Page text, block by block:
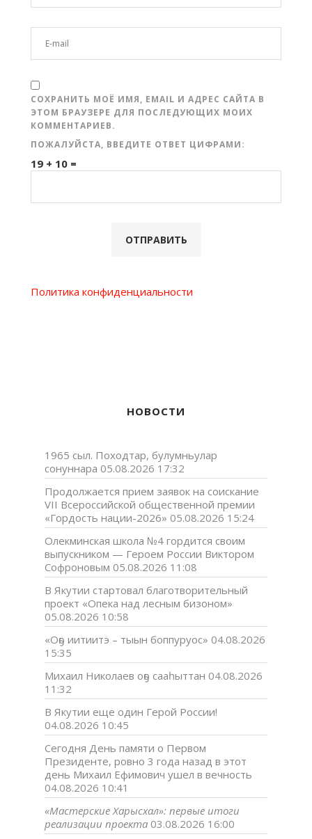
СОХРАНИТЬ МОЁ ИМЯ, EMAIL И АДРЕС САЙТА В
ЭТОМ БРАУЗЕРЕ ДЛЯ ПОСЛЕДУЮЩИХ МОИХ
КОММЕНТАРИЕВ.
ПОЖАЛУЙСТА, ВВЕДИТЕ ОТВЕТ ЦИФРАМИ:
19 + 10 =
Политика конфиденциальности
НОВОСТИ
1965 сыл. Походтар, булумньулар
сонуннара 05.08.2026 17:32
Продолжается прием заявок на соискание
VII Всероссийской общественной премии
«Гордость нации-2026» 05.08.2026 15:24
Олекминская школа №4 гордится своим
выпускником — Героем России Виктором
Софроновым 05.08.2026 11:08
В Якутии стартовал благотворительный
проект «Опека над лесным бизоном»
05.08.2026 10:58
«Оҕо иитиитэ – тыын боппуруос» 04.08.2026
15:35
Михаил Николаев оҕо сааһыттан 04.08.2026
11:32
В Якутии еще один Герой России!
04.08.2026 10:45
Сегодня День памяти о Первом
Президенте, ровно 3 года назад в этот
день Михаил Ефимович ушел в вечность
04.08.2026 10:41
«Мастерские Харысхал»: первые итоги
реализации проекта 03.08.2026 16:00